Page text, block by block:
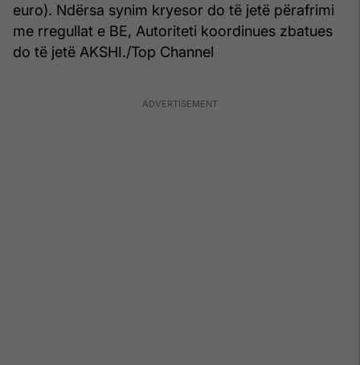
euro). Ndërsa synim kryesor do të jetë përafrimi
me rregullat e BE, Autoriteti koordinues zbatues
do të jetë AKSHI./Top Channel